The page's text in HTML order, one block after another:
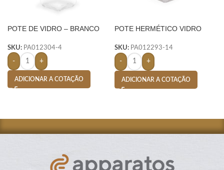
POTE DE VIDRO – BRANCO
SKU: PA012304-4
- +
ADICIONAR A COTAÇÃO
POTE HERMÉTICO VIDRO
SKU: PA012293-14
- +
ADICIONAR A COTAÇÃO